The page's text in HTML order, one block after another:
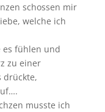
schossen mir
welche ich
es fühlen und
zu einer
drückte,
musste ich